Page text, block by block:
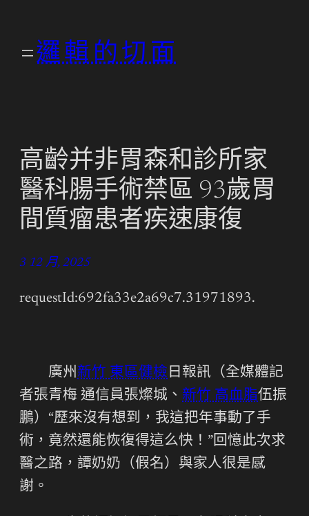
邏輯的切面
高齡并非胃森和診所家
醫科腸手術禁區 93歲胃
間質瘤患者疾速康復
3 12 月, 2025
requestId:692fa33e2a69c7.31971893.
廣州 新竹 東區健檢 日報訊（全媒體記
者張青梅 通信員張燦城、 新竹 高血脂伍振
鵬）“歷來沒有想到，我這把年事動了手
術，竟然還能恢復得這么快！”回憶此次求
醫之路，譚奶奶（假名）與家人很是感
謝。